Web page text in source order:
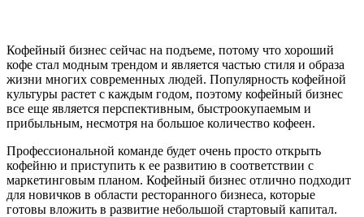
Кофейный бизнес сейчас на подъеме, потому что хороший
кофе стал модным трендом и является частью стиля и образа
жизни многих современных людей. Популярность кофейной
культуры растет с каждым годом, поэтому кофейный бизнес
все еще является перспективным, быстроокупаемым и
прибыльным, несмотря на большое количество кофеен.
Профессиональной команде будет очень просто открыть
кофейню и приступить к ее развитию в соответствии с
маркетинговым планом. Кофейный бизнес отлично подходит
для новичков в области ресторанного бизнеса, которые
готовы вложить в развитие небольшой стартовый капитал.